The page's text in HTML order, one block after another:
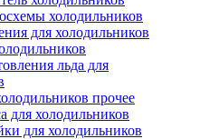
холодильников
для холодильников
льда для
прочее
для холодильников
для холодильников